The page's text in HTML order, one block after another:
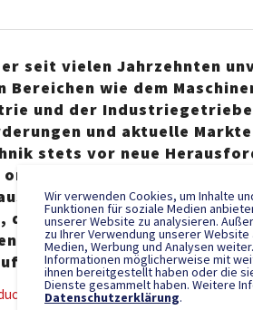
seit vielen Jahrzehnten
Bereichen wie dem
und der
und aktuelle
stets vor neue
Gear Production ist ein
von Ingenieuren, die
der Fertigung, der
beschäftigt sind oder
derThemenwebsite.
| Campus Forum
Wir verwenden Cookies, um Inhalte
Funktionen für soziale Medien
unserer Website zu analysieren.
zu Ihrer Verwendung unserer
Medien, Werbung und Analysen
Informationen möglicherweise mit
ihnen bereitgestellt haben oder die
Dienste gesammelt haben. Weitere
Datenschutzerklärung.